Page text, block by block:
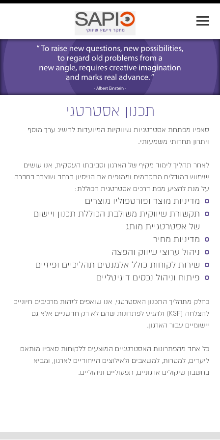
Jump to navigation
תכנון אסטרטגי
סאפיו מפתחת אסטרטגיות שיווקיות המיועדות להשיג ערך מוסף
ויתרון תחרותי משמעותי.
לאחר תהליך לימוד מקיף של הארגון וסביבתו העסקית, אנו עושים
שימוש במודלים מתקדמים וממנפים את הניסיון הרחב שנצבר בחברה
על מנת להציע מפת דרכים אסטרטגית הכוללת:
מדיניות מוצר ופורטפוליו מוצרים
תקשורת שיווקית משולבת הכוללת תכנון ויישום
של אסטרטגיית מותג
מדיניות מחיר
ניהול ערוצי שיווק והפצה
שירות לקוחות כולל אלמנטים תהליכיים ופיזיים
פיתוח וניהול נכסים דיגיטליים
כחלק מתהליך התכנון האסטרטגי, אנו שואפים לזהות מרכיבים חיוניים
להצלחה (KSF) ולהגיע לפתרונות שהם לא רק חדשניים אלא גם
יישומיים עבור הארגון.
כל אחד מהפתרונות האסטרטגיים המוצעים ללקוחות סאפיו מותאם
ליעדים, למטרות, למשאבים ולאילוצים הייחודיים לארגון, ומביא
בחשבון שיקולים ארגוניים, תפעוליים וניהוליים.